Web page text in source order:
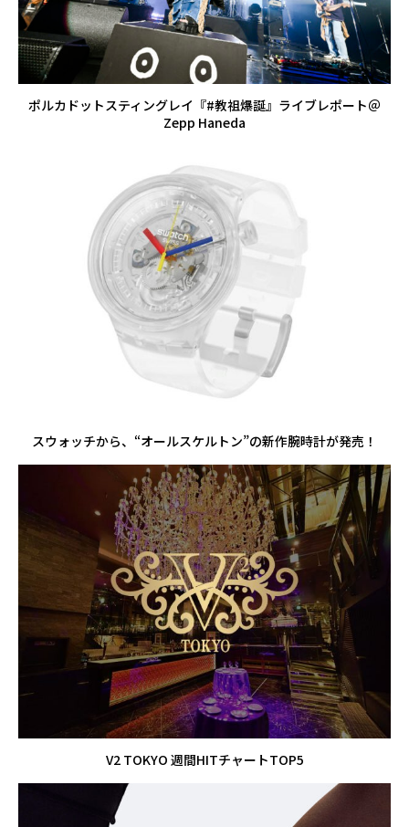
ポルカドットスティングレイ『#教祖爆誕』ライブレポート＠
Zepp Haneda
スウォッチから、“オールスケルトン”の新作腕時計が発売！
V2 TOKYO 週間HITチャートTOP5